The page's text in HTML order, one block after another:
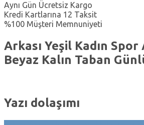
Aynı Gün Ücretsiz Kargo
Kredi Kartlarına 12 Taksit
%100 Müşteri Memnuniyeti
Arkası Yeşil Kadın Spor
Beyaz Kalın Taban
Yazı dolaşımı